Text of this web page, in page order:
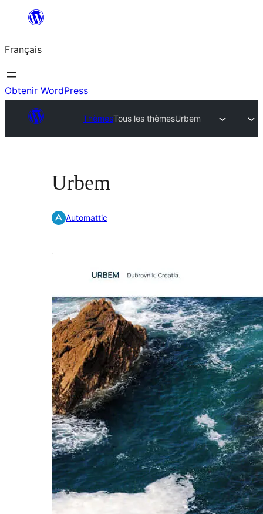
contenu
Français
Obtenir WordPress
ThèmesTous les thèmesUrbem
Urbem
Automattic